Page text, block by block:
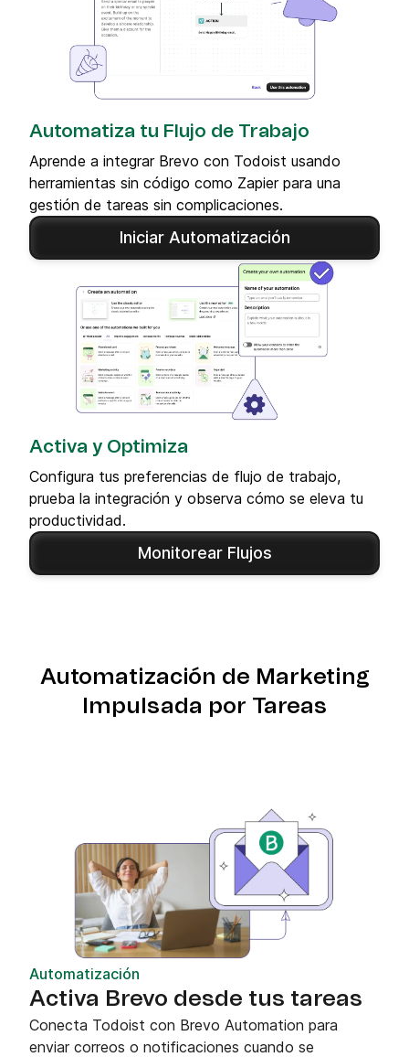
Automatiza tu Flujo de Trabajo
Aprende a integrar Brevo con Todoist usando
herramientas sin código como Zapier para una
gestión de tareas sin complicaciones.
Iniciar Automatización
Activa y Optimiza
Configura tus preferencias de flujo de trabajo,
prueba la integración y observa cómo se eleva tu
productividad.
Monitorear Flujos
Automatización de Marketing
Impulsada por Tareas
Automatización
Activa Brevo desde tus tareas
Conecta Todoist con Brevo Automation para
enviar correos o notificaciones cuando se